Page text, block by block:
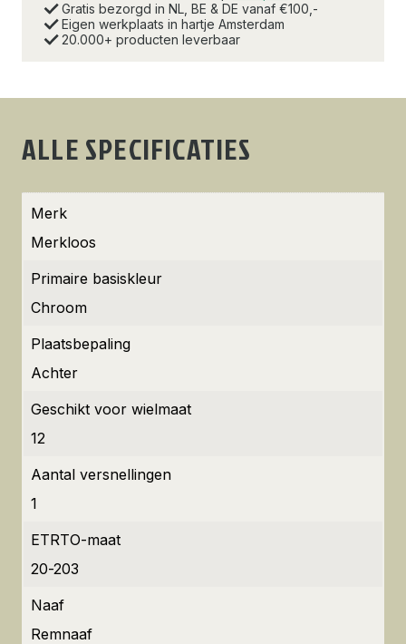
Gratis bezorgd in NL, BE & DE vanaf €100,-
Eigen werkplaats in hartje Amsterdam
20.000+ producten leverbaar
ALLE SPECIFICATIES
Merk
Merkloos
Primaire basiskleur
Chroom
Plaatsbepaling
Achter
Geschikt voor wielmaat
12
Aantal versnellingen
1
ETRTO-maat
20-203
Naaf
Remnaaf